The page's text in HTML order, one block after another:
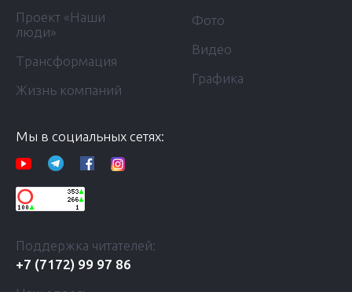
Проект «Наши
люди»
Трансформация
Жизнь компаний
Фото
Видео
Графика
Мы в социальных сетях:
Поддержка читателей:
+7 (7172) 99 97 86